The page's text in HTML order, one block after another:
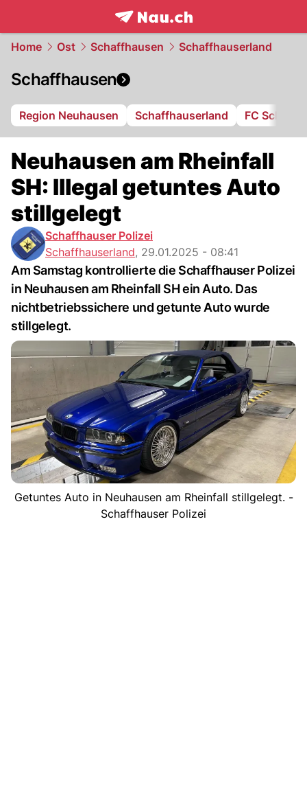
frontpage.NAU.ch
Home Ost Schaffhausen Schaffhauserland
Schaffhausen
Region Neuhausen Schaffhauserland FC
Neuhausen am Rheinfall
SH: Illegal getuntes Auto
stillgelegt
Schaffhauser Polizei
Schaffhauserland, 29.01.2025 - 08:41
Am Samstag kontrollierte die Schaffhauser Polizei
in Neuhausen am Rheinfall SH ein Auto. Das
nichtbetriebssichere und getunte Auto wurde
stillgelegt.
Getuntes Auto in Neuhausen am Rheinfall stillgelegt. -
Schaffhauser Polizei